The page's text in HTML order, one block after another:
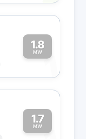
1.8
MW1
1.7
MW